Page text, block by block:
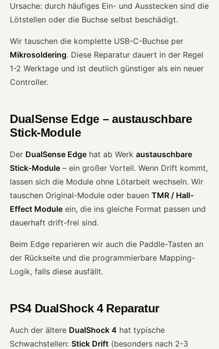
Ursache: durch häufiges Ein- und Ausstecken sind die
Lötstellen oder die Buchse selbst beschädigt.
Wir tauschen die komplette USB-C-Buchse per
Mikrosoldering. Diese Reparatur dauert in der Regel
1-2 Werktage und ist deutlich günstiger als ein neuer
Controller.
DualSense Edge – austauschbare
Stick-Module
Der DualSense Edge hat ab Werk austauschbare
Stick-Module – ein großer Vorteil. Wenn Drift kommt,
lassen sich die Module ohne Lötarbeit wechseln. Wir
tauschen Original-Module oder bauen TMR / Hall-
Effect Module ein, die ins gleiche Format passen und
dauerhaft drift-frei sind.
Beim Edge reparieren wir auch die Paddle-Tasten an
der Rückseite und die programmierbare Mapping-
Logik, falls diese ausfällt.
PS4 DualShock 4 Reparatur
Auch der ältere DualShock 4 hat typische
Schwachstellen: Stick Drift (besonders nach 2-3